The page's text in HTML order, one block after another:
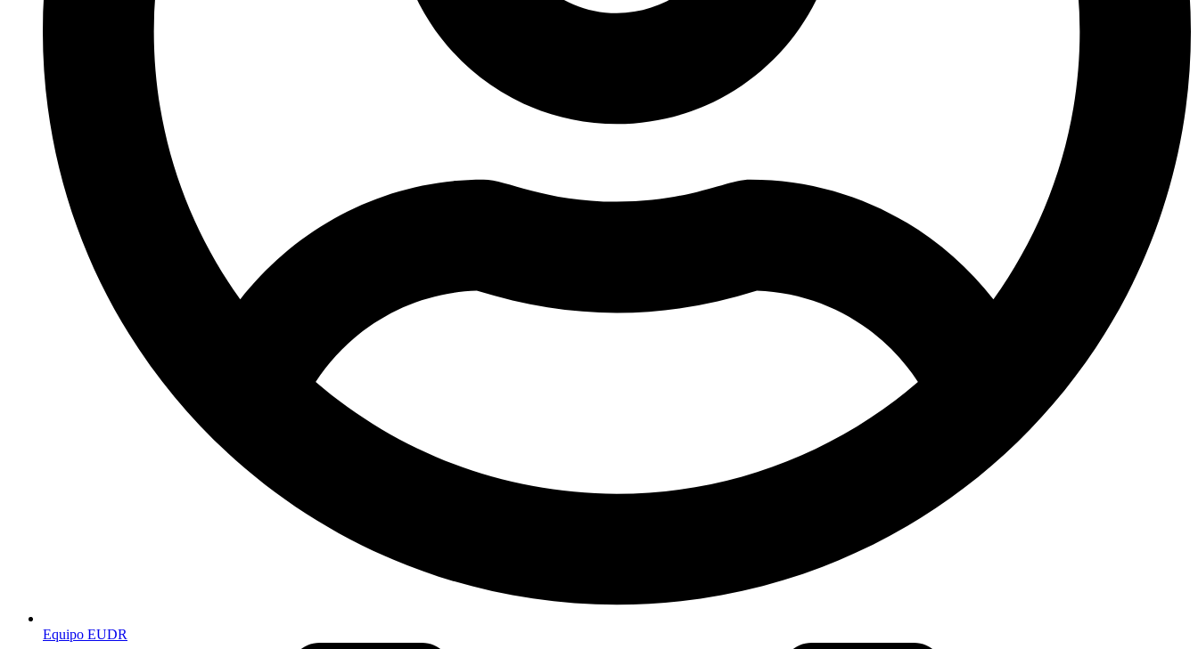
Equipo EUDR